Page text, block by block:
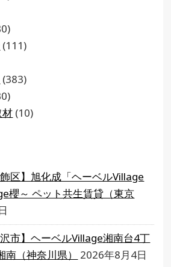
(111)
(383)
材 (10)
区】旭化成「ヘーベルVillage
櫻～ ペット共生賃貸（東京
沢市】ヘーベルVillage湘南台4丁
（神奈川県）
2026年8月4日